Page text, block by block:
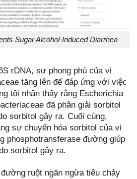
Sugar Alcohol-Induced Diarrhea
rDNA, sự phong phú của vi
tăng lên để đáp ứng với việc
tôi nhận thấy rằng Escherichia
đã phân giải sorbitol
sorbitol gây ra. Cuối cùng,
sự chuyển hóa sorbitol của vi
phosphotransferase đường giúp
sorbitol gây ra.
ruột ngăn ngừa tiêu chảy